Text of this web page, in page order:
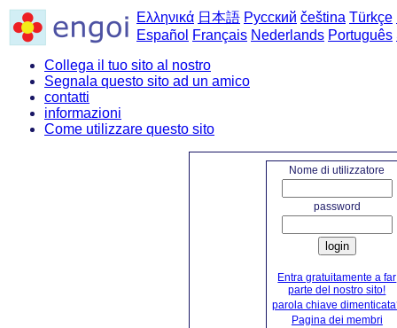
Ελληνικά 日本語 Русский čeština Türkçe
Español Français Nederlands Português
Collega il tuo sito al nostro
Segnala questo sito ad un amico
contatti
informazioni
Come utilizzare questo sito
Nome di utilizzatore
password
login
Entra gratuitamente a far
parte del nostro sito!
parola chiave
Pagina dei membri